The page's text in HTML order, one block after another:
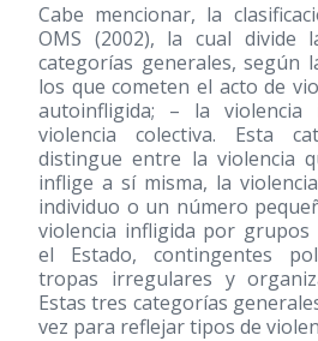
Cabe mencionar, la
OMS (2002), la cual divide
categorías generales, según
los que cometen el acto de
autoinfligida; – la violencia
violencia colectiva. Esta
distingue entre la violencia
inflige a sí misma, la
individuo o un número
violencia infligida por grupos
el Estado, contingentes
tropas irregulares y
Estas tres categorías
vez para reflejar tipos de